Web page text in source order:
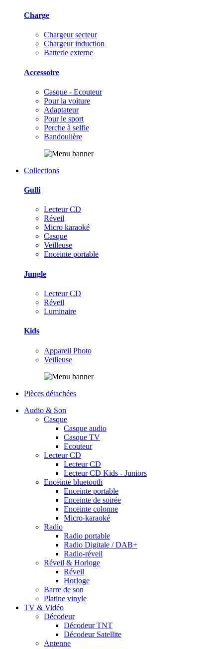
Charge
Chargeur secteur
Chargeur induction
Batterie externe
Accessoire
Casque - Ecouteur
Pour la voiture
Adaptateur
Pour le sport
Perche à selfie
Bandoulière
Collections
Gulli
Lecteur CD
Réveil
Micro karaoké
Casque
Veilleuse
Enceinte portable
Jungle
Lecteur CD
Réveil
Luminaire
Kids
Appareil Photo
Veilleuse
Pièces détachées
Audio & Son
Casque
Casque audio
Casque TV
Ecouteur
Lecteur CD
Lecteur CD
Lecteur CD Kids - Juniors
Enceinte bluetooth
Enceinte portable
Enceinte de soirée
Enceinte colonne
Micro-karaoké
Radio
Radio portable
Radio Digitale / DAB+
Radio-réveil
Réveil & Horloge
Réveil
Horloge
Barre de son
Platine vinyle
TV & Vidéo
Décodeur
Décodeur TNT
Décodeur Satellite
Antenne